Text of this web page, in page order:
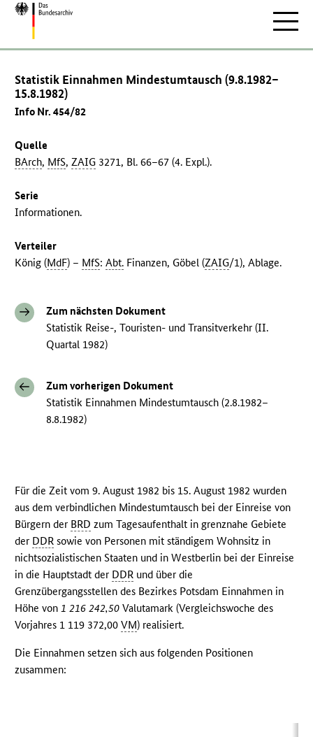
Zur
Statistik Einnahmen Mindestumtausch (9.8.1982–
15.8.1982)
Info Nr. 454/82
Quelle
BArch, MfS,ZAIG 3271, Bl. 66–67 (4. Expl.).
Serie
Informationen.
Verteiler
König (MdF) – MfS:Abt. Finanzen, Göbel (ZAIG/1), Ablage.
Zum nächsten Dokument
Statistik Reise-, Touristen- und Transitverkehr (II.
Quartal 1982)
Zum vorherigen Dokument
Statistik Einnahmen Mindestumtausch (2.8.1982–
8.8.1982)
Für die Zeit vom 9. August 1982 bis 15. August 1982 wurden
aus dem verbindlichen Mindestumtausch bei der Einreise von
Bürgern der BRD zum Tagesaufenthalt in grenznahe Gebiete
der DDR sowie von Personen mit ständigem Wohnsitz in
nichtsozialistischen Staaten und in Westberlin bei der Einreise
in die Hauptstadt der DDR und über die
Grenzübergangsstellen des Bezirkes Potsdam Einnahmen in
Höhe von1 216 242,50 Valutamark (Vergleichswoche des
Vorjahres 1 119 372,00VM) realisiert.
Die Einnahmen setzen sich aus folgenden Positionen
zusammen: